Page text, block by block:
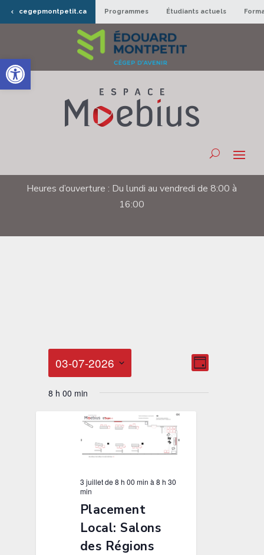
Ouvrir la barre d’outils
cegepmontpetit.ca Programmes Étudiants actuels
Heures d’ouverture : Du lundi au vendredi de 8:00 à
16:00
Navigation
Navigation
vues
JOUR
03-07-2026
une
8 h 00 min
3 juillet de 8 h 00 min à 8 h 30
min
Placement
Local: Salons
des Régions